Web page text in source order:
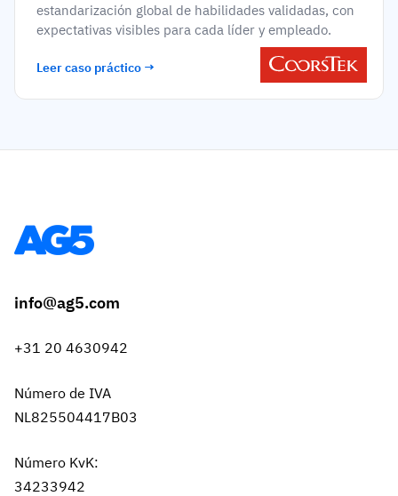
estandarización global de habilidades validadas, con
expectativas visibles para cada líder y empleado.
Leer caso práctico →
info@ag5.com
+31 20 4630942
Número de IVA
NL825504417B03
Número KvK:
34233942